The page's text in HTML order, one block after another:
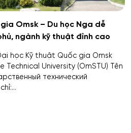
trụ
xã hội
thải đô thị - công nghiệp
Omsk – Du học Nga dễ
ngành kỹ thuật đỉnh cao
học Kỹ thuật Quốc gia Omsk
Technical University (OmSTU) Tên
технический